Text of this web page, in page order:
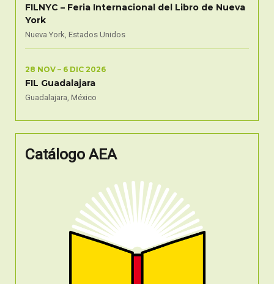
FILNYC – Feria Internacional del Libro de Nueva
York
Nueva York, Estados Unidos
28 NOV – 6 DIC 2026
FIL Guadalajara
Guadalajara, México
Catálogo AEA